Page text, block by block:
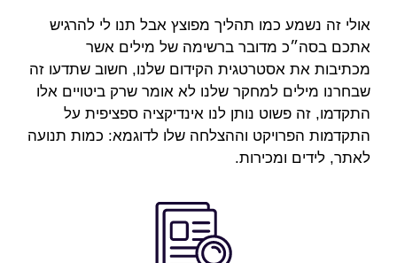
אולי זה נשמע כמו תהליך מפוצץ אבל תנו לי להרגיש
אתכם בסה״כ מדובר ברשימה של מילים אשר
מכתיבות את אסטרטגית הקידום שלנו, חשוב שתדעו זה
שבחרנו מילים למחקר שלנו לא אומר שרק ביטויים אלו
התקדמו, זה פשוט נותן לנו אינדיקציה ספציפית על
התקדמות הפרויקט וההצלחה שלו לדוגמא: כמות תנועה
לאתר, לידים ומכירות.